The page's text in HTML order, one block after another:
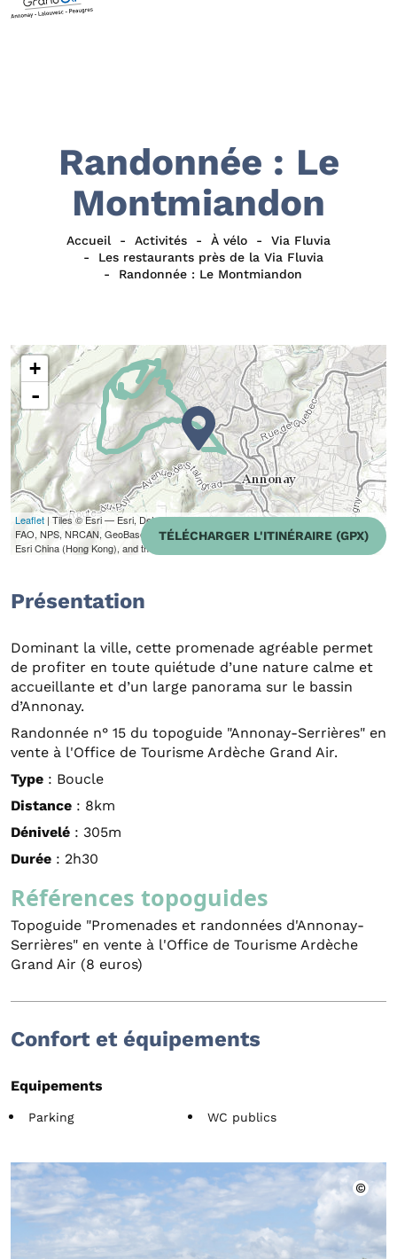
Randonnée : Le
Montmiandon
Accueil Activités À vélo
Via Fluvia
Les restaurants près de la Via Fluvia
Randonnée : Le Montmiandon
+
-
Leaflet | Tiles © Esri — Esri, DeLorme, NAVTEQ, TomTom, Intermap, iPC, USGS,
FAO, NPS, NRCAN, GeoBase, Kadaster NL, Ordnance Survey, Esri Japan, METI,
Esri China (Hong Kong), and the GIS User Community
TÉLÉCHARGER L'ITINÉRAIRE (GPX)
Présentation
Dominant la ville, cette promenade agréable permet
de profiter en toute quiétude d’une nature calme et
accueillante et d’un large panorama sur le bassin
d’Annonay.
Randonnée n° 15 du topoguide "Annonay-Serrières" en
vente à l'Office de Tourisme Ardèche Grand Air.
Type : Boucle
Distance : 8km
Dénivelé : 305m
Durée : 2h30
Références topoguides
Topoguide "Promenades et randonnées d'Annonay-
Serrières" en vente à l'Office de Tourisme Ardèche
Grand Air (8 euros)
Confort et équipements
Equipements
Parking WC publics